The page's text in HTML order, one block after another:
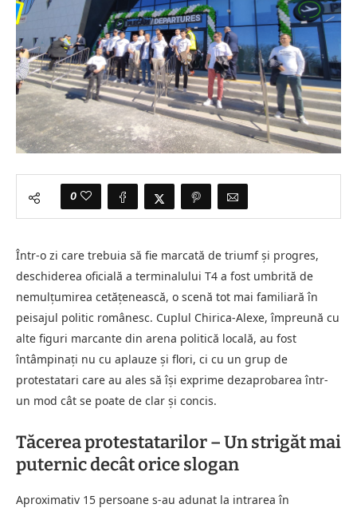
0
Într-o zi care trebuia să fie marcată de triumf și progres,
deschiderea oficială a terminalului T4 a fost umbrită de
nemulțumirea cetățenească, o scenă tot mai familiară în
peisajul politic românesc. Cuplul Chirica-Alexe, împreună cu
alte figuri marcante din arena politică locală, au fost
întâmpinați nu cu aplauze și flori, ci cu un grup de
protestatari care au ales să își exprime dezaprobarea într-
un mod cât se poate de clar și concis.
Tăcerea protestatarilor – Un strigăt mai
puternic decât orice slogan
Aproximativ 15 persoane s-au adunat la intrarea în